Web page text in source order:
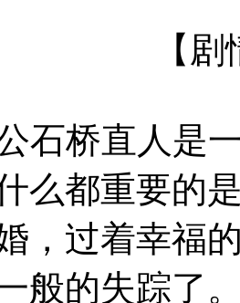
【
石桥直人是
么都重要的
，过着幸福
般的失踪了